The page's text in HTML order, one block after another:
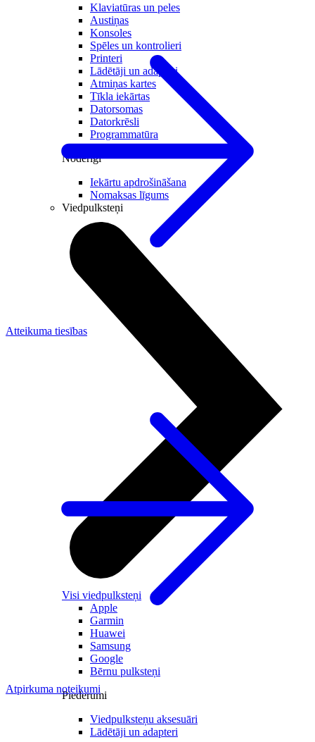
Klaviatūras un peles
Austiņas
Konsoles
Spēles un kontrolieri
Printeri
Lādētāji un adapteri
Atmiņas kartes
Tīkla iekārtas
Datorsomas
Datorkrēsli
Programmatūra
Noderīgi
Iekārtu apdrošināšana
Nomaksas līgums
Viedpulksteņi
Visi viedpulksteņi
Apple
Garmin
Huawei
Samsung
Google
Bērnu pulksteņi
Piederumi
Viedpulksteņu aksesuāri
Lādētāji un adapteri
Atteikuma tiesības
Atpirkuma noteikumi